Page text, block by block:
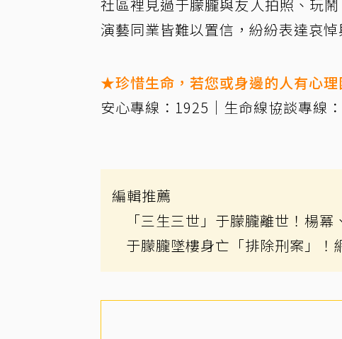
社區裡見過于朦朧與友人拍照、玩
演藝同業皆難以置信，紛紛表達哀悼
★珍惜生命，若您或身邊的人有心理
安心專線：1925｜生命線協談專線
編輯推薦
「三生三世」于朦朧離世！楊
于朦朧墜樓身亡「排除刑案」